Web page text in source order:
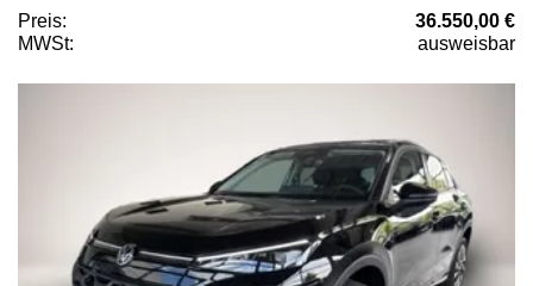
Preis:
36.550,00 €
MWSt:
ausweisbar